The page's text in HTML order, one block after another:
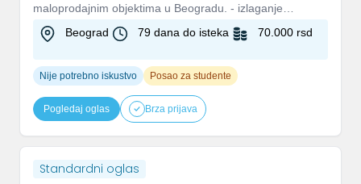
maloprodajnim objektima u Beogradu. - izlaganje
proizvoda na raf...
Beograd 79 dana do isteka 70.000 rsd
Nije potrebno iskustvo Posao za studente
Pogledaj oglas Brza prijava
Standardni oglas